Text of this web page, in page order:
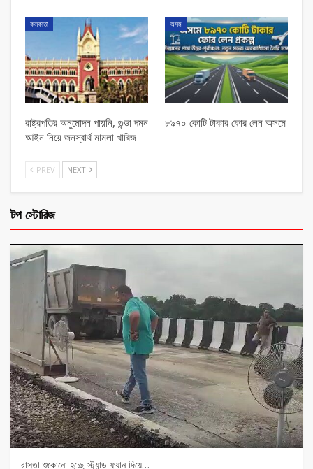
কলকাতা
রাষ্ট্রপতির অনুমোদন পায়নি, গুন্ডা দমন
আইন নিয়ে জনস্বার্থ মামলা খারিজ
অসম
৮৯৭০ কোটি টাকার ফোর লেন অসমে
PREV NEXT
টপ স্টোরিজ
রাস্তা শুকোনো হচ্ছে স্ট্যান্ড ফ্যান দিয়ে…